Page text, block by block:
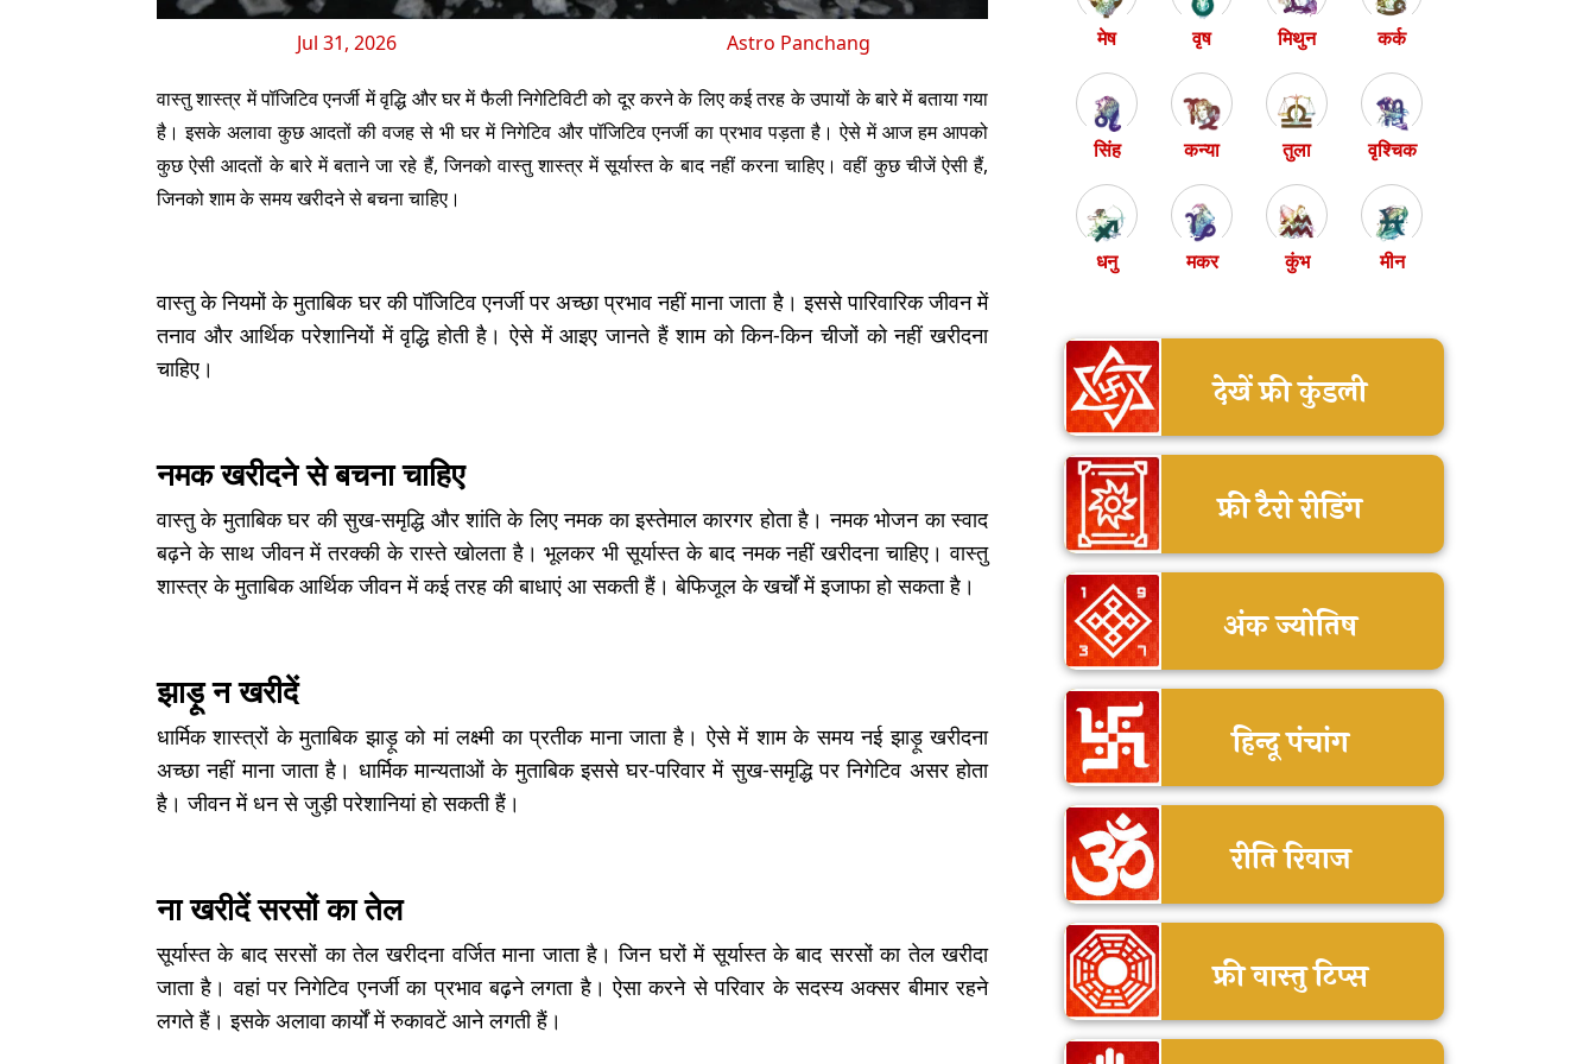
Jul 31, 2026 Astro Panchang
वास्तु शास्त्र में पॉजिटिव एनर्जी में वृद्धि और घर में फैली निगेटिविटी को दूर करने के लिए कई तरह के उपायों के बारे में बताया गया
है। इसके अलावा कुछ आदतों की वजह से भी घर में निगेटिव और पॉजिटिव एनर्जी का प्रभाव पड़ता है। ऐसे में आज हम आपको
कुछ ऐसी आदतों के बारे में बताने जा रहे हैं, जिनको वास्तु शास्त्र में सूर्यास्त के बाद नहीं करना चाहिए। वहीं कुछ चीजें ऐसी हैं,
जिनको शाम के समय खरीदने से बचना चाहिए।
वास्तु के नियमों के मुताबिक घर की पॉजिटिव एनर्जी पर अच्छा प्रभाव नहीं माना जाता है। इससे पारिवारिक जीवन में
तनाव और आर्थिक परेशानियों में वृद्धि होती है। ऐसे में आइए जानते हैं शाम को किन-किन चीजों को नहीं खरीदना
चाहिए।
नमक खरीदने से बचना चाहिए
वास्तु के मुताबिक घर की सुख-समृद्धि और शांति के लिए नमक का इस्तेमाल कारगर होता है। नमक भोजन का स्वाद
बढ़ने के साथ जीवन में तरक्की के रास्ते खोलता है। भूलकर भी सूर्यास्त के बाद नमक नहीं खरीदना चाहिए। वास्तु
शास्त्र के मुताबिक आर्थिक जीवन में कई तरह की बाधाएं आ सकती हैं। बेफिजूल के खर्चों में इजाफा हो सकता है।
झाड़ू न खरीदें
धार्मिक शास्त्रों के मुताबिक झाड़ू को मां लक्ष्मी का प्रतीक माना जाता है। ऐसे में शाम के समय नई झाड़ू खरीदना
अच्छा नहीं माना जाता है। धार्मिक मान्यताओं के मुताबिक इससे घर-परिवार में सुख-समृद्धि पर निगेटिव असर होता
है। जीवन में धन से जुड़ी परेशानियां हो सकती हैं।
ना खरीदें सरसों का तेल
सूर्यास्त के बाद सरसों का तेल खरीदना वर्जित माना जाता है। जिन घरों में सूर्यास्त के बाद सरसों का तेल खरीदा
जाता है। वहां पर निगेटिव एनर्जी का प्रभाव बढ़ने लगता है। ऐसा करने से परिवार के सदस्य अक्सर बीमार रहने
लगते हैं। इसके अलावा कार्यों में रुकावटें आने लगती हैं।
मेष वृष मिथुन कर्क
सिंह कन्या तुला वृश्चिक
धनु मकर कुंभ मीन
देखें फ्री कुंडली
फ्री टैरो रीडिंग
अंक ज्योतिष
हिन्दू पंचांग
रीति रिवाज
फ्री वास्तु टिप्स